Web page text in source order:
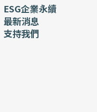
ESG企業永續
最新消息
支持我們